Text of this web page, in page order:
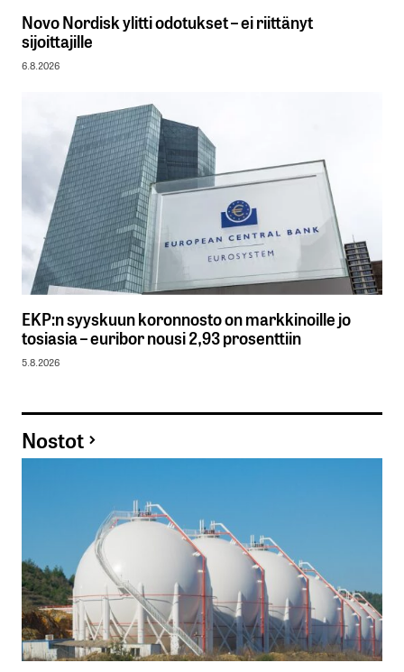
Novo Nordisk ylitti odotukset – ei riittänyt
sijoittajille
6.8.2026
EKP:n syyskuun koronnosto on markkinoille jo
tosiasia – euribor nousi 2,93 prosenttiin
5.8.2026
Nostot